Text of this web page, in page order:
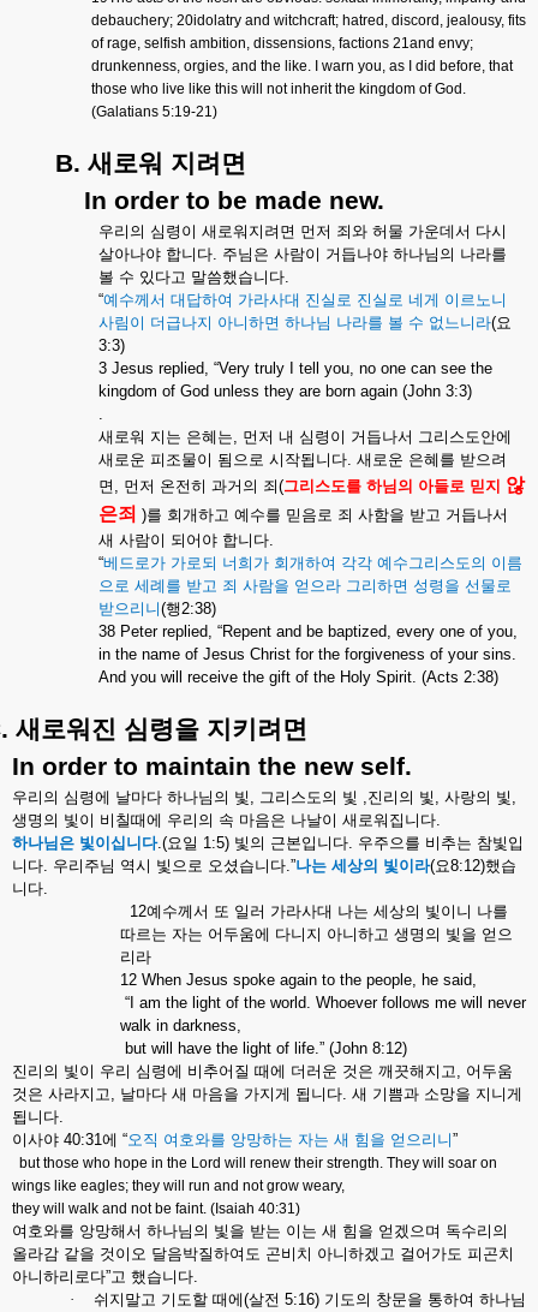
debauchery; 20idolatry and witchcraft; hatred, discord, jealousy, fits
of rage, selfish ambition, dissensions, factions 21and envy;
drunkenness, orgies, and the like. I warn you, as I did before, that
those who live like this will not inherit the kingdom of God.
(Galatians 5:19-21)
B. 새로워 지려면
In order to be made new.
우리의 심령이 새로워지려면 먼저 죄와 허물 가운데서 다시
살아나야 합니다. 주님은 사람이 거듭나야 하나님의 나라를
볼 수 있다고 말씀했습니다.
“예수께서 대답하여 가라사대 진실로 진실로 네게 이르노니
사림이 더급나지 아니하면 하나님 나라를 볼 수 없느니라(요
3:3)
3 Jesus replied, “Very truly I tell you, no one can see the
kingdom of God unless they are born again (John 3:3)
.
새로워 지는 은혜는, 먼저 내 심령이 거듭나서 그리스도안에
새로운 피조물이 됨으로 시작됩니다. 새로운 은혜를 받으려
면 , 먼저 온전히 과거의 죄(그리스도를 하님의 아들로 믿지 않
은죄 )를 회개하고 예수를 믿음로 죄 사함을 받고 거듭나서
새 사람이 되어야 합니다.
“베드로가 가로되 너희가 회개하여 각각 예수그리스도의 이름
으로 세례를 받고 죄 사람을 얻으라 그리하면 성령을 선물로
받으리니(행2:38)
38 Peter replied, “Repent and be baptized, every one of you,
in the name of Jesus Christ for the forgiveness of your sins.
And you will receive the gift of the Holy Spirit. (Acts 2:38)
새로워진 심령을 지키려면
In order to maintain the new self.
우리의 심령에 날마다 하나님의 빛 , 그리스도의 빛 ,진리의 빛 , 사랑의 빛 ,
생명의 빛이 비칠때에 우리의 속 마음은 나날이 새로워집니다.
하나님은 빛이십니다.(요일 1:5) 빛의 근본입니다. 우주으를 비추는 참빛입
니다. 우리주님 역시 빛으로 오셨습니다.”나는 세상의 빛이라(요8:12)했습
니다.
12예수께서 또 일러 가라사대 나는 세상의 빛이니 나를
따르는 자는 어두움에 다니지 아니하고 생명의 빛을 얻으
리라
12 When Jesus spoke again to the people, he said,
“I am the light of the world. Whoever follows me will never
walk in darkness,
but will have the light of life.” (John 8:12)
진리의 빛이 우리 심령에 비추어질 때에 더러운 것은 깨끗해지고, 어두움
것은 사라지고, 날마다 새 마음을 가지게 됩니다. 새 기쁨과 소망을 지니게
됩니다.
이사야 40:31에 “오직 여호와를 앙망하는 자는 새 힘을 얻으리니”
but those who hope in the Lord will renew their strength. They will soar on
wings like eagles; they will run and not grow weary,
they will walk and not be faint. (Isaiah 40:31)
여호와를 앙망해서 하나님의 빛을 받는 이는 새 힘을 얻겠으며 독수리의
올라감 같을 것이오 달음박질하여도 곤비치 아니하겠고 걸어가도 피곤치
아니하리로다”고 했습니다.
·
쉬지말고 기도할 때에(살전 5:16) 기도의 창문을 통하여 하나님